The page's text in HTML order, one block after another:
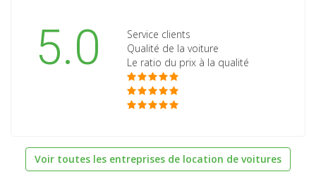
5.0
Service clients
Qualité de la voiture
Le ratio du prix à la qualité
Voir toutes les entreprises de location de voitures